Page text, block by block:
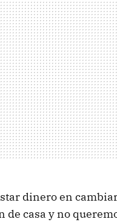
dinero en
de casa y no